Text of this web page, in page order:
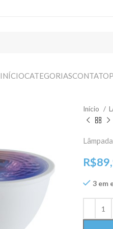
INÍCIOCATEGORIASCONTATO
Início
R$
3 em